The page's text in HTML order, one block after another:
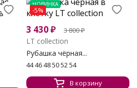
НОВИНКА
-5%
3 430₽ 3 800₽
LT collection
Рубашка чёрная...
44 46 48 50 52 54
В корзину